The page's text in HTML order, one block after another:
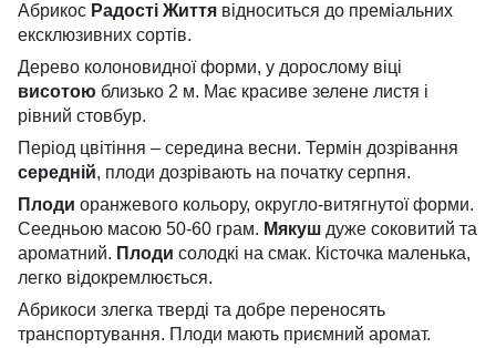
Абрикос Радості Життя відноситься до преміальних
ексклюзивних сортів.
Дерево колоновидної форми, у дорослому віці
висотою близько 2 м. Має красиве зелене листя і
рівний стовбур.
Період цвітіння – середина весни. Термін дозрівання
середній, плоди дозрівають на початку серпня.
Плоди оранжевого кольору, округло-витягнутої форми.
Сеедньою масою 50-60 грам. Мякуш дуже соковитий та
ароматний. Плоди солодкі на смак. Кісточка маленька,
легко відокремлюється.
Абрикоси злегка тверді та добре переносять
транспортування. Плоди мають приємний аромат.